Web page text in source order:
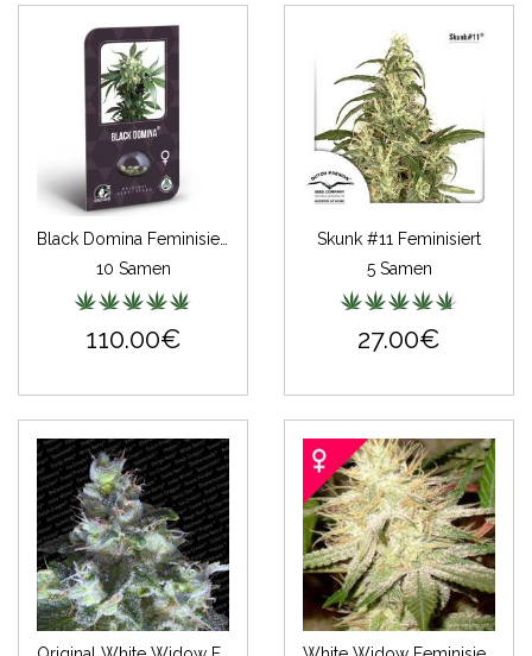
10 Samen
110.00€
Skunk #11 Feminisiert
5 Samen
27.00€